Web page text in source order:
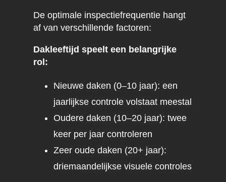
De optimale inspectiefrequentie hangt
af van verschillende factoren:
Dakleeftijd speelt een belangrijke
rol:
Nieuwe daken (0–10 jaar): een
jaarlijkse controle volstaat meestal
Oudere daken (10–20 jaar): twee
keer per jaar controleren
Zeer oude daken (20+ jaar):
driemaandelijkse visuele controles